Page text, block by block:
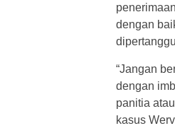
dengan
“Jangan
dengan
panitia
kasus